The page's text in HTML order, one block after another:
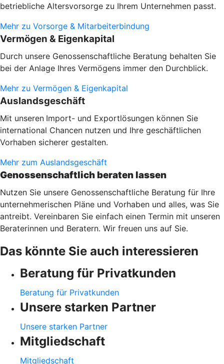
betriebliche Altersvorsorge zu Ihrem Unternehmen passt.
Mehr zu Vorsorge & Mitarbeiterbindung
Vermögen & Eigenkapital
Durch unsere Genossenschaftliche Beratung behalten Sie
bei der Anlage Ihres Vermögens immer den Durchblick.
Mehr zu Vermögen & Eigenkapital
Auslandsgeschäft
Mit unseren Import- und Exportlösungen können Sie
international Chancen nutzen und Ihre geschäftlichen
Vorhaben sicherer gestalten.
Mehr zum Auslandsgeschäft
Genossenschaftlich beraten lassen
Nutzen Sie unsere Genossenschaftliche Beratung für Ihre
unternehmerischen Pläne und Vorhaben und alles, was Sie
antreibt. Vereinbaren Sie einfach einen Termin mit unseren
Beraterinnen und Beratern. Wir freuen uns auf Sie.
Das könnte Sie auch interessieren
Beratung für Privatkunden
Beratung für Privatkunden
Unsere starken Partner
Unsere starken Partner
Mitgliedschaft
Mitgliedschaft